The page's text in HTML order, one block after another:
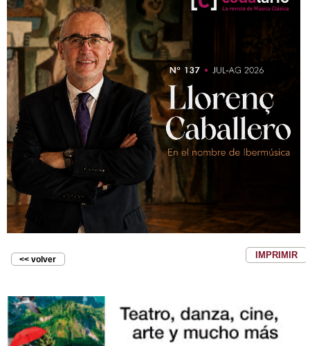
<< volver IMPRIMIR